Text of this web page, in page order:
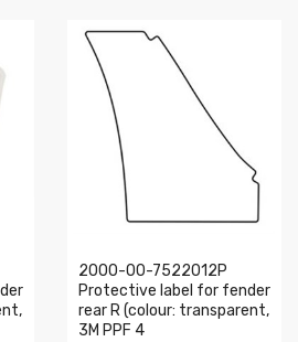
2000-00-7522012P
Protective label for fender
rear R (colour: transparent,
3M PPF 4